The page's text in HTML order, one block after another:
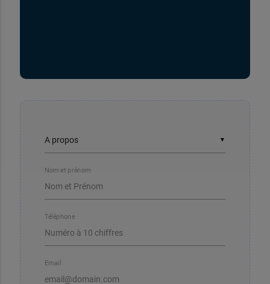
▼
Nom et prénom
Téléphone
Email